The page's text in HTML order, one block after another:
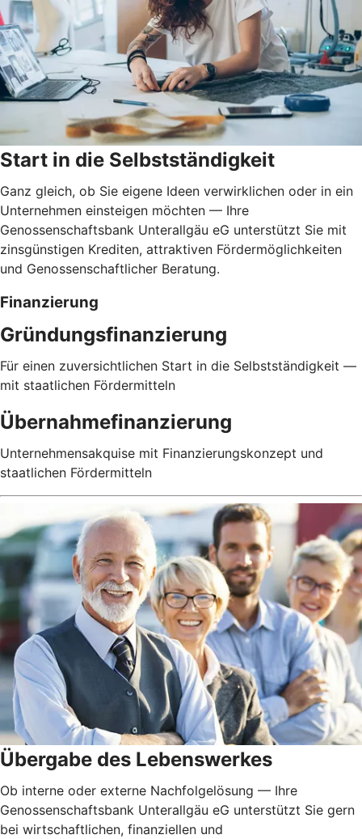
Start in die Selbstständigkeit
Ganz gleich, ob Sie eigene Ideen verwirklichen oder in ein
Unternehmen einsteigen möchten — Ihre
Genossenschaftsbank Unterallgäu eG unterstützt Sie mit
zinsgünstigen Krediten, attraktiven Fördermöglichkeiten
und Genossenschaftlicher Beratung.
Finanzierung
Gründungsfinanzierung
Für einen zuversichtlichen Start in die Selbstständigkeit —
mit staatlichen Fördermitteln
Übernahmefinanzierung
Unternehmensakquise mit Finanzierungskonzept und
staatlichen Fördermitteln
Übergabe des Lebenswerkes
Ob interne oder externe Nachfolgelösung — Ihre
Genossenschaftsbank Unterallgäu eG unterstützt Sie gern
bei wirtschaftlichen, finanziellen und